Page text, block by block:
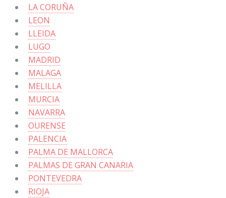
LA CORUÑA
LEON
LLEIDA
LUGO
MADRID
MALAGA
MELILLA
MURCIA
NAVARRA
OURENSE
PALENCIA
PALMA DE MALLORCA
PALMAS DE GRAN CANARIA
PONTEVEDRA
RIOJA